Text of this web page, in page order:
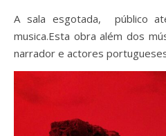
A sala esgotada, público
musica.Esta obra além dos
narrador e actores